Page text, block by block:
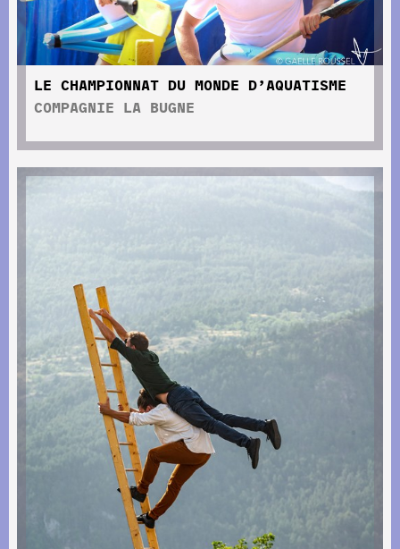
LE CHAMPIONNAT DU MONDE D’AQUATISME
COMPAGNIE LA BUGNE